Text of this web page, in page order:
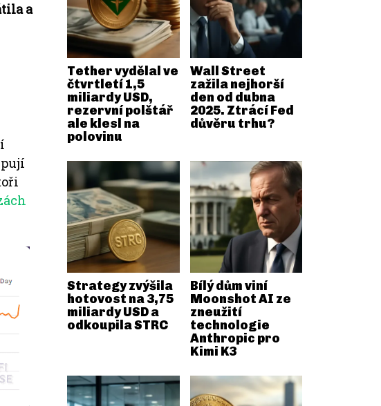
a
Tether vydělal ve
čtvrtletí 1,5
miliardy USD,
rezervní polštář
ale klesl na
polovinu
Wall Street
zažila nejhorší
den od dubna
2025. Ztrácí Fed
důvěru trhu?
Strategy zvýšila
hotovost na 3,75
miliardy USD a
odkoupila STRC
Bílý dům viní
Moonshot AI ze
zneužití
technologie
Anthropic pro
Kimi K3